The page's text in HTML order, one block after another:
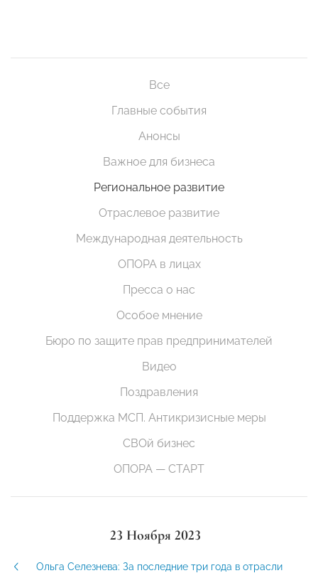
Все
Главные события
Анонсы
Важное для бизнеса
Региональное развитие
Отраслевое развитие
Международная деятельность
ОПОРА в лицах
Пресса о нас
Особое мнение
Бюро по защите прав предпринимателей
Видео
Поздравления
Поддержка МСП. Антикризисные меры
СВОй бизнес
ОПОРА — СТАРТ
23 Ноября 2023
Ольга Селезнева: За последние три года в отрасли